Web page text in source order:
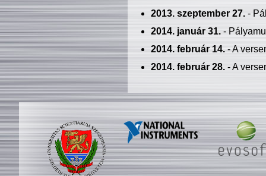
2013. szeptember 27.-
2014. január 31.-
2014. február 14.- A
2014. február 28.- A